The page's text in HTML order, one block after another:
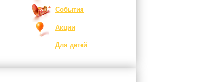
События
Акции
Для детей